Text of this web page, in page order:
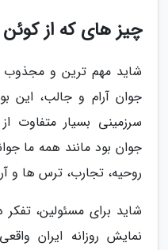
چیز های که از
شاید مهم ترین و مجذوب
جوان آرام و جالب، این
سرزمینی بسیار متفاوت
جوان بود مانند همه ما
روحیه، تجارب، ترس ها و
شاید برای مسئولین،